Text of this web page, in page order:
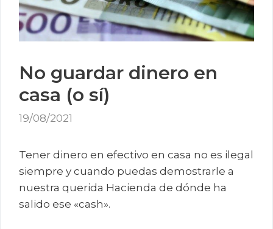
No guardar dinero en
casa (o sí)
19/08/2021
Tener dinero en efectivo en casa no es ilegal
siempre y cuando puedas demostrarle a
nuestra querida Hacienda de dónde ha
salido ese «cash».